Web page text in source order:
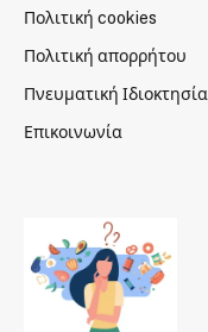
Πολιτική cookies
Πολιτική απορρήτου
Πνευματική Ιδιοκτησία
Επικοινωνία